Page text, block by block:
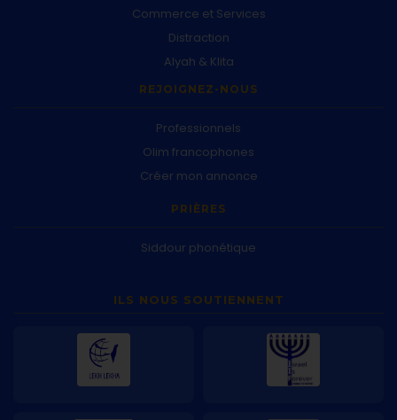
Commerce et Services
Distraction
Alyah & Klita
REJOIGNEZ-NOUS
Professionnels
Olim francophones
Créer mon annonce
PRIÈRES
Siddour phonétique
ILS NOUS SOUTIENNENT